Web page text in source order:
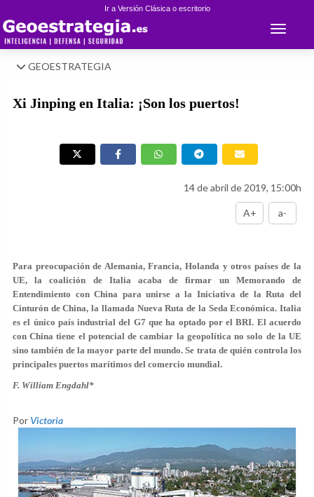
Ir a Versión Clásica o escritorio
Toggle
GEOESTRATEGIA
Xi Jinping en Italia: ¡Son los puertos!
14 de abril de 2019, 15:00h
A+ a-
Para preocupación de Alemania, Francia, Holanda y otros países de la
UE, la coalición de Italia acaba de firmar un Memorando de
Entendimiento con China para unirse a la Iniciativa de la Ruta del
Cinturón de China, la llamada Nueva Ruta de la Seda Económica. Italia
es el único país industrial del G7 que ha optado por el BRI. El acuerdo
con China tiene el potencial de cambiar la geopolítica no solo de la UE
sino también de la mayor parte del mundo. Se trata de quién controla los
principales puertos marítimos del comercio mundial.
F. William Engdahl*
Por Victoria